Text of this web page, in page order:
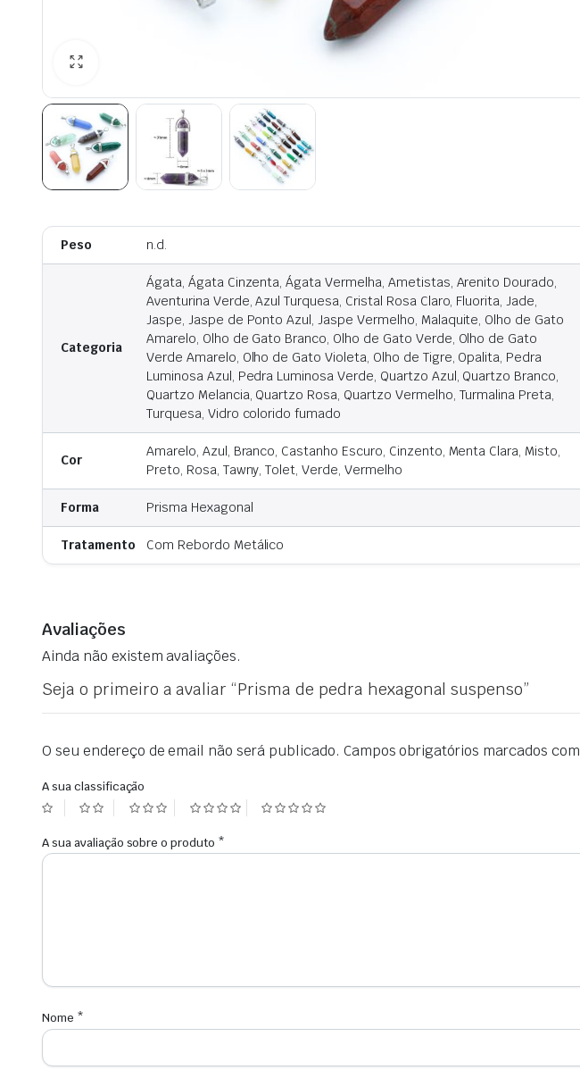
Peso n.d.
Categoria
Ágata, Ágata Cinzenta, Ágata Vermelha, Ametistas, Arenito Dourado,
Aventurina Verde, Azul Turquesa, Cristal Rosa Claro, Fluorita, Jade,
Jaspe, Jaspe de Ponto Azul, Jaspe Vermelho, Malaquite, Olho de Gato
Amarelo, Olho de Gato Branco, Olho de Gato Verde, Olho de Gato
Verde Amarelo, Olho de Gato Violeta, Olho de Tigre, Opalita, Pedra
Luminosa Azul, Pedra Luminosa Verde, Quartzo Azul, Quartzo Branco,
Quartzo Melancia, Quartzo Rosa, Quartzo Vermelho, Turmalina Preta,
Turquesa, Vidro colorido fumado
Cor
Amarelo, Azul, Branco, Castanho Escuro, Cinzento, Menta Clara, Misto,
Preto, Rosa, Tawny, Tolet, Verde, Vermelho
Forma Prisma Hexagonal
Tratamento Com Rebordo Metálico
Avaliações
Ainda não existem avaliações.
Seja o primeiro a avaliar “Prisma de pedra hexagonal suspenso”
O seu endereço de email não será publicado. Campos obrigatórios marcados com
A sua classificação
A sua avaliação sobre o produto *
Nome *